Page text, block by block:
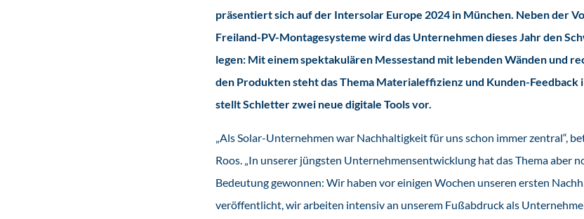
präsentiert sich auf der Intersolar Europe 2024 in München. Neben der
Freiland-PV-Montagesysteme wird das Unternehmen dieses Jahr den
legen: Mit einem spektakulären Messestand mit lebenden Wänden und
den Produkten steht das Thema Materialeffizienz und Kunden-Feedback
stellt Schletter zwei neue digitale Tools vor.
„Als Solar-Unternehmen war Nachhaltigkeit für uns schon immer zentral“,
Roos. „In unserer jüngsten Unternehmensentwicklung hat das Thema aber
Bedeutung gewonnen: Wir haben vor einigen Wochen unseren ersten
veröffentlicht, wir arbeiten intensiv an unserem Fußabdruck als